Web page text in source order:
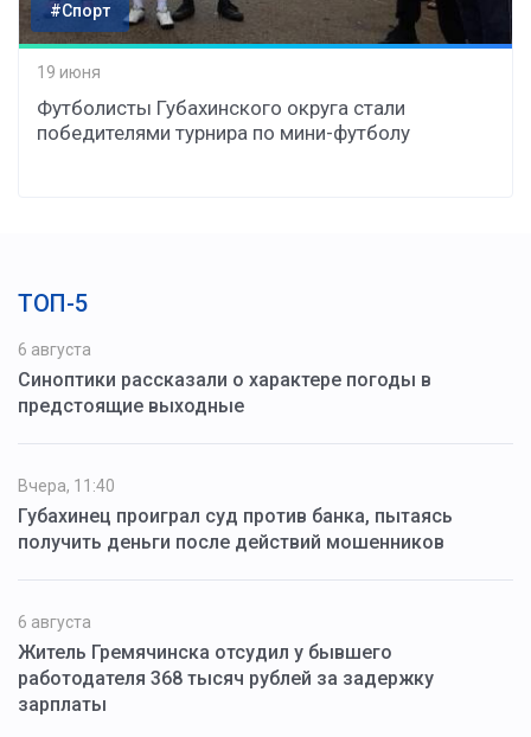
#Спорт
19 июня
Футболисты Губахинского округа стали
победителями турнира по мини-футболу
ТОП-5
6 августа
Синоптики рассказали о характере погоды в
предстоящие выходные
Вчера, 11:40
Губахинец проиграл суд против банка, пытаясь
получить деньги после действий мошенников
6 августа
Житель Гремячинска отсудил у бывшего
работодателя 368 тысяч рублей за задержку
зарплаты